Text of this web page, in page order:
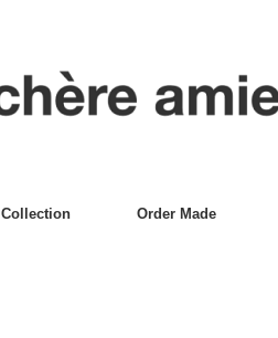
Collection Order Made